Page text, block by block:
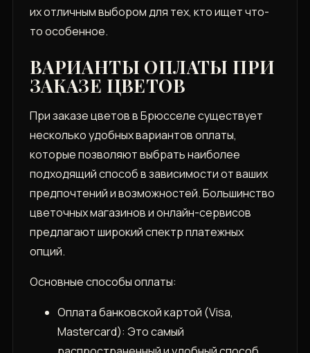
их отличным выбором для тех, кто ищет что-
то особенное.
ВАРИАНТЫ ОПЛАТЫ ПРИ
ЗАКАЗЕ ЦВЕТОВ
При заказе цветов в Брюсселе существует
несколько удобных вариантов оплаты,
которые позволяют выбрать наиболее
подходящий способ в зависимости от ваших
предпочтений и возможностей. Большинство
цветочных магазинов и онлайн-сервисов
предлагают широкий спектр платежных
опций.
Основные способы оплаты:
Оплата банковской картой (Visa,
Mastercard): Это самый